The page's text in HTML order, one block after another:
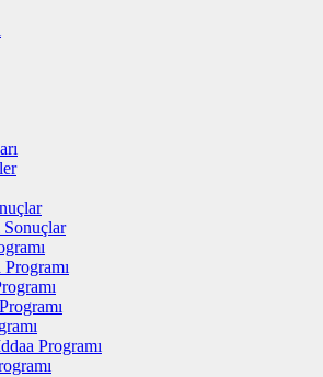
Sonuçlar
Programı